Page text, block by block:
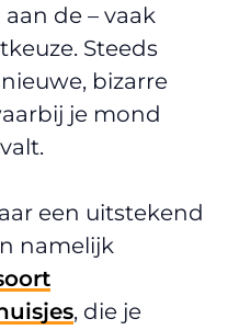
de – vaak
Steeds
bizarre
je mond
een uitstekend
namelijk
, die je